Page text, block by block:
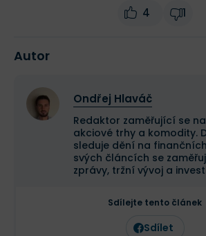
4
1
Autor
Ondřej Hlaváč
Redaktor zaměřující se
akciové trhy a komodity.
sleduje dění na
svých článcích se
zprávy, tržní vývoj a
Sdílejte tento článek
Sdílet